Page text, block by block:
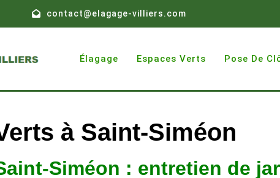
contact@elagage-villiers.com
Élagage Espaces Verts Pose De
à Saint-Siméon
Siméon : entretien de